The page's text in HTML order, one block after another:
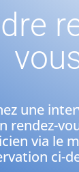
une
rendez-
via le
ci-